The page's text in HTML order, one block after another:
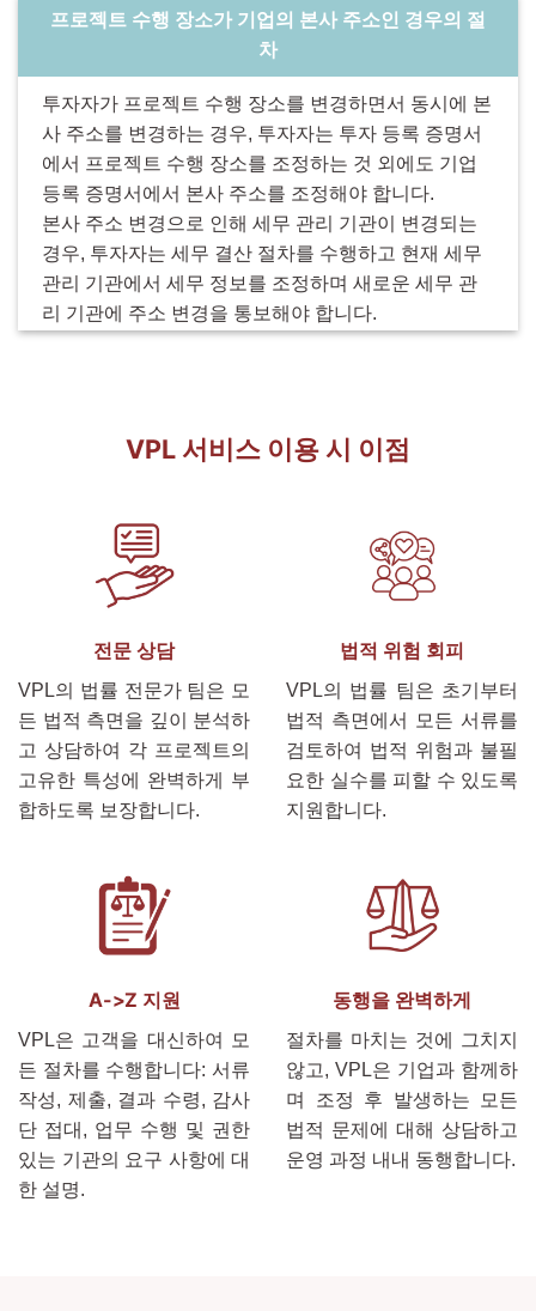
프로젝트 수행 장소가 기업의 본사 주소인 경우의 절
차
투자자가 프로젝트 수행 장소를 변경하면서 동시에 본
사 주소를 변경하는 경우, 투자자는 투자 등록 증명서
에서 프로젝트 수행 장소를 조정하는 것 외에도 기업
등록 증명서에서 본사 주소를 조정해야 합니다.
본사 주소 변경으로 인해 세무 관리 기관이 변경되는
경우, 투자자는 세무 결산 절차를 수행하고 현재 세무
관리 기관에서 세무 정보를 조정하며 새로운 세무 관
리 기관에 주소 변경을 통보해야 합니다.
VPL 서비스 이용 시 이점
전문 상담
VPL의 법률 전문가 팀은 모
든 법적 측면을 깊이 분석하
고 상담하여 각 프로젝트의
고유한 특성에 완벽하게 부
합하도록 보장합니다.
법적 위험 회피
VPL의 법률 팀은 초기부터
법적 측면에서 모든 서류를
검토하여 법적 위험과 불필
요한 실수를 피할 수 있도록
지원합니다.
A->Z 지원
VPL은 고객을 대신하여 모
든 절차를 수행합니다: 서류
작성, 제출, 결과 수령, 감사
단 접대, 업무 수행 및 권한
있는 기관의 요구 사항에 대
한 설명.
동행을 완벽하게
절차를 마치는 것에 그치지
않고, VPL은 기업과 함께하
며 조정 후 발생하는 모든
법적 문제에 대해 상담하고
운영 과정 내내 동행합니다.